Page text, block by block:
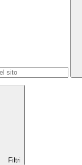
Filtri